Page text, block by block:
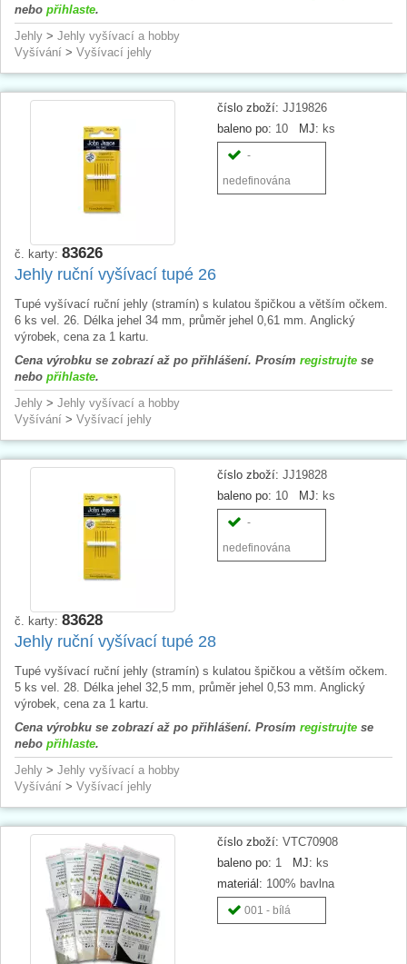
nebo přihlaste.
Jehly > Jehly vyšívací a hobby
Vyšívání > Vyšívací jehly
číslo zboží: JJ19826
baleno po: 10 MJ: ks
-
nedefinována
č. karty: 83626
Jehly ruční vyšívací tupé 26
Tupé vyšívací ruční jehly (stramín) s kulatou špičkou a větším očkem.
6 ks vel. 26. Délka jehel 34 mm, průměr jehel 0,61 mm. Anglický
výrobek, cena za 1 kartu.
Cena výrobku se zobrazí až po přihlášení. Prosím registrujte se
nebo přihlaste.
Jehly > Jehly vyšívací a hobby
Vyšívání > Vyšívací jehly
číslo zboží: JJ19828
baleno po: 10 MJ: ks
-
nedefinována
č. karty: 83628
Jehly ruční vyšívací tupé 28
Tupé vyšívací ruční jehly (stramín) s kulatou špičkou a větším očkem.
5 ks vel. 28. Délka jehel 32,5 mm, průměr jehel 0,53 mm. Anglický
výrobek, cena za 1 kartu.
Cena výrobku se zobrazí až po přihlášení. Prosím registrujte se
nebo přihlaste.
Jehly > Jehly vyšívací a hobby
Vyšívání > Vyšívací jehly
číslo zboží: VTC70908
baleno po: 1 MJ: ks
materiál: 100% bavlna
001 - bílá